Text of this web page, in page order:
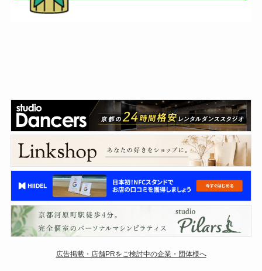
広告掲載・店舗PRをご検討中の企業・団体様へ